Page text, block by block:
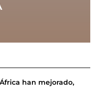
han mejorado,